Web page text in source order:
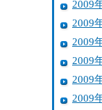
2009
2009
2009
2009
2009
2009